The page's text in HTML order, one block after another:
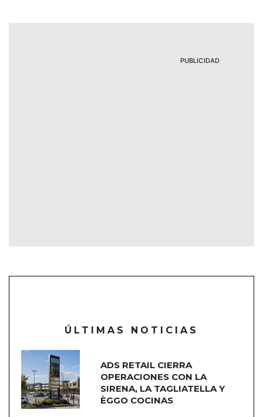
PUBLICIDAD
ÚLTIMAS NOTICIAS
ADS RETAIL CIERRA
OPERACIONES CON LA
SIRENA, LA TAGLIATELLA Y
ÈGGO COCINAS